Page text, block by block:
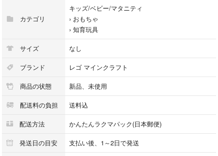
▪️撮影用とは別の新品を梱包しておりますが
レゴ特有の初期傷、色移り、剥げ、輸送中のパーツ同士の擦れなどで生じ
る傷などある場合があります。また、製造段階でのインク飛びやプリント
ずれがある場合もございますので、予めご理解下さい
当方では責任を負い兼ねますので、ご購入前にご了承下さい。
▪️他にもLEGO関連の商品を出品させていただいております。お探しの商品
是非こちらの一覧もご活用下さい。
【LEGO工房の商品一覧】
カテゴリ
キッズ/ベビー/マタニティ
› おもちゃ
› 知育玩具
サイズ なし
ブランド レゴ マインクラフト
商品の状態 新品、未使用
配送料の負担 送料込
配送方法 かんたんラクマパック(日本郵便)
発送日の目安 支払い後、1～2日で発送